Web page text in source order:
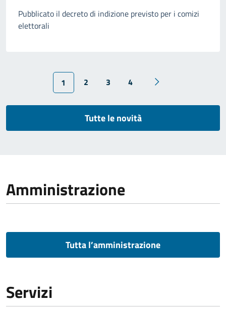
Pubblicato il decreto di indizione previsto per i comizi
elettorali
1 2 3 4
Tutte le novità
Amministrazione
Tutta l’amministrazione
Servizi